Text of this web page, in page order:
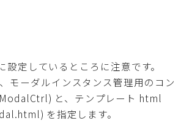
定しているところに注意です。
モーダルインスタンス管理用のコン
と、テンプレート html
を指定します。